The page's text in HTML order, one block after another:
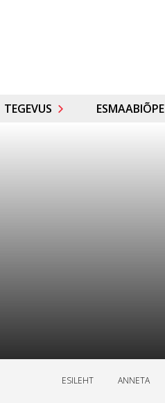
TEGEVUS ESMAABIÕPE
ESILEHT ANNETA